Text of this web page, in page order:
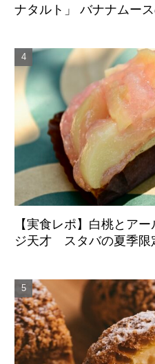
ナタルト」 バナナムー
【実食レポ】白桃とア
ジ天才 スタバの夏季限